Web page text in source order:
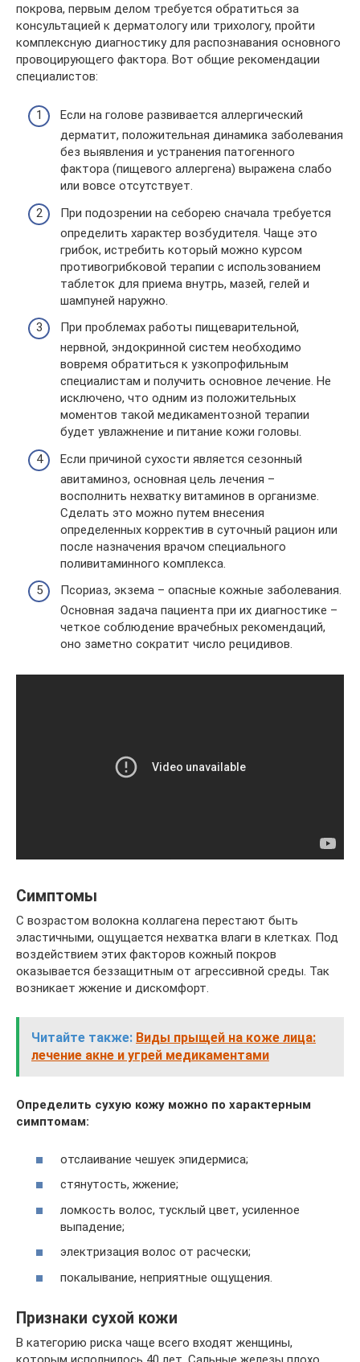
покрова, первым делом требуется обратиться за
консультацией к дерматологу или трихологу, пройти
комплексную диагностику для распознавания основного
провоцирующего фактора. Вот общие рекомендации
специалистов:
Если на голове развивается аллергический
дерматит, положительная динамика заболевания
без выявления и устранения патогенного
фактора (пищевого аллергена) выражена слабо
или вовсе отсутствует.
При подозрении на себорею сначала требуется
определить характер возбудителя. Чаще это
грибок, истребить который можно курсом
противогрибковой терапии с использованием
таблеток для приема внутрь, мазей, гелей и
шампуней наружно.
При проблемах работы пищеварительной,
нервной, эндокринной систем необходимо
вовремя обратиться к узкопрофильным
специалистам и получить основное лечение. Не
исключено, что одним из положительных
моментов такой медикаментозной терапии
будет увлажнение и питание кожи головы.
Если причиной сухости является сезонный
авитаминоз, основная цель лечения –
восполнить нехватку витаминов в организме.
Сделать это можно путем внесения
определенных корректив в суточный рацион или
после назначения врачом специального
поливитаминного комплекса.
Псориаз, экзема – опасные кожные заболевания.
Основная задача пациента при их диагностике –
четкое соблюдение врачебных рекомендаций,
оно заметно сократит число рецидивов.
Симптомы
С возрастом волокна коллагена перестают быть
эластичными, ощущается нехватка влаги в клетках. Под
воздействием этих факторов кожный покров
оказывается беззащитным от агрессивной среды. Так
возникает жжение и дискомфорт.
Читайте также: Виды прыщей на коже лица:
лечение акне и угрей медикаментами
Определить сухую кожу можно по характерным
симптомам:
отслаивание чешуек эпидермиса;
стянутость, жжение;
ломкость волос, тусклый цвет, усиленное
выпадение;
электризация волос от расчески;
покалывание, неприятные ощущения.
Признаки сухой кожи
В категорию риска чаще всего входят женщины,